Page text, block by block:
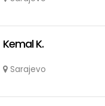
Kemal K.
Sarajevo